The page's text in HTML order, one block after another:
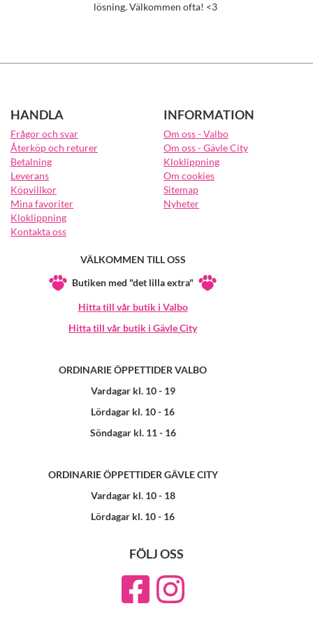
lösning. Välkommen ofta! <3
HANDLA
Frågor och svar
Återköp och returer
Betalning
Leverans
Köpvillkor
Mina favoriter
Kloklippning
Kontakta oss
INFORMATION
Om oss - Valbo
Om oss - Gävle City
Kloklippning
Om cookies
Sitemap
Nyheter
VÄLKOMMEN TILL OSS
Butiken med "det lilla extra"
Hitta till vår butik i Valbo
Hitta till vår butik i Gävle City
ORDINARIE ÖPPETTIDER VALBO
Vardagar kl. 10 - 19
Lördagar kl. 10 - 16
Söndagar kl. 11 - 16
ORDINARIE ÖPPETTIDER GÄVLE CITY
Vardagar kl. 10 - 18
Lördagar kl. 10 - 16
FÖLJ OSS